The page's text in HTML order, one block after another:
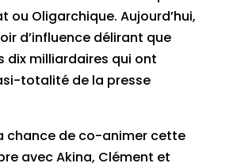
ou Oligarchique. Aujourd’hui,
d’influence délirant que
dix milliardaires qui ont
totalité de la presse
chance de co-animer cette
avec Akina, Clément et